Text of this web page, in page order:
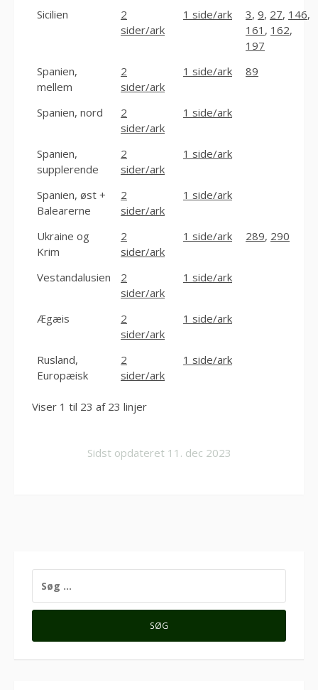
Sicilien
2
sider/ark
1 side/ark 3, 9, 27, 146,
161 , 162,
197
Spanien,
mellem
2
sider/ark
1 side/ark 89
Spanien, nord
2
sider/ark
1 side/ark
Spanien,
supplerende
2
sider/ark
1 side/ark
Spanien, øst +
Balearerne
2
sider/ark
1 side/ark
Ukraine og
Krim
2
sider/ark
1 side/ark 289, 290
Vestandalusien
2
sider/ark
1 side/ark
Ægæis
2
sider/ark
1 side/ark
Rusland,
Europæisk
2
sider/ark
1 side/ark
Viser 1 til 23 af 23 linjer
Sidst opdateret 11. dec 2023
EFTER: